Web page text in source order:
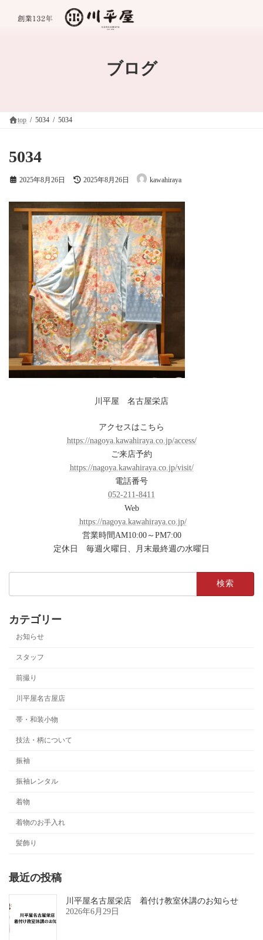
ブログ
top 5034 5034
5034
2025年8月26日
最
新
日
時
:
2025年8月26日 kawahiraya
川平屋 名古屋栄店
アクセスはこちら
https://nagoya.kawahiraya.co.jp/access/
ご来店予約
https://nagoya.kawahiraya.co.jp/visit/
電話番号
052-211-8411
Web
https://nagoya.kawahiraya.co.jp/
営業時間AM10:00～PM7:00
定休日 毎週火曜日、月末最終週の水曜日
カテゴリー
お知らせ
スタッフ
前撮り
川平屋名古屋店
帯・和装小物
技法・柄について
振袖
振袖レンタル
着物
着物のお手入れ
髪飾り
最近の投稿
川平屋名古屋栄店 着付け教室休講のお知らせ
2026年6月29日